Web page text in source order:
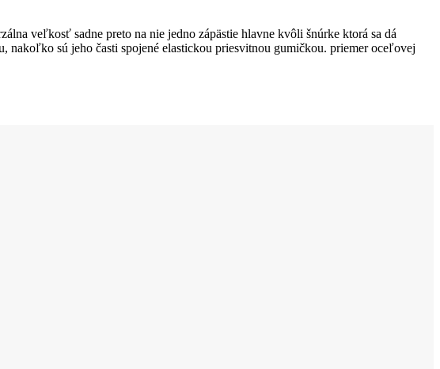
veľkosť sadne preto na nie jedno zápästie hlavne kvôli šnúrke ktorá sa dá
nakoľko sú jeho časti spojené elastickou priesvitnou gumičkou. priemer oceľovej